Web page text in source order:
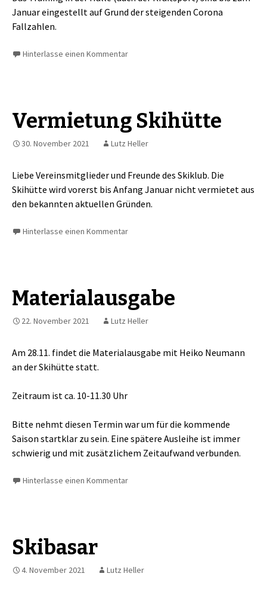
Januar eingestellt auf Grund der steigenden Corona
Fallzahlen.
Hinterlasse einen Kommentar
Vermietung Skihütte
30. November 2021 Lutz Heller
Liebe Vereinsmitglieder und Freunde des Skiklub. Die
Skihütte wird vorerst bis Anfang Januar nicht vermietet aus
den bekannten aktuellen Gründen.
Hinterlasse einen Kommentar
Materialausgabe
22. November 2021 Lutz Heller
Am 28.11. findet die Materialausgabe mit Heiko Neumann
an der Skihütte statt.
Zeitraum ist ca. 10-11.30 Uhr
Bitte nehmt diesen Termin war um für die kommende
Saison startklar zu sein. Eine spätere Ausleihe ist immer
schwierig und mit zusätzlichem Zeitaufwand verbunden.
Hinterlasse einen Kommentar
Skibasar
4. November 2021 Lutz Heller